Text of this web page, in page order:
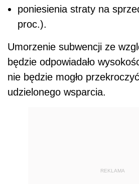
poniesienia straty na
proc.).
Umorzenie subwencji ze
będzie odpowiadało
nie będzie mogło
udzielonego wsparcia.
REKLAMA